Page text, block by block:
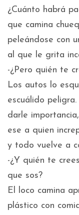
¿Cuánto habrá
que camina
peleándose con
al que le grita
-¿Pero quién te
Los autos lo
escuálido
darle
ese a quien
y todo vuelve a
-¿Y quién te
que sos?
El loco camina
plástico con